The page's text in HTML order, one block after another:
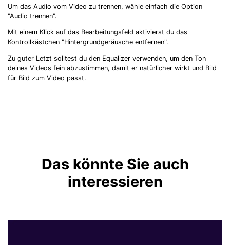
Um das Audio vom Video zu trennen, wähle einfach die Option
"Audio trennen".
Mit einem Klick auf das Bearbeitungsfeld aktivierst du das
Kontrollkästchen "Hintergrundgeräusche entfernen".
Zu guter Letzt solltest du den Equalizer verwenden, um den Ton
deines Videos fein abzustimmen, damit er natürlicher wirkt und Bild
für Bild zum Video passt.
Das könnte Sie auch
interessieren